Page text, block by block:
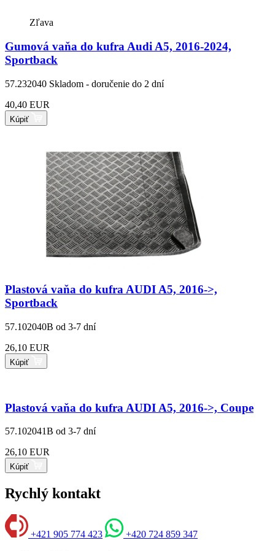
Zľava
Gumová vaňa do kufra Audi A5, 2016-2024,
Sportback
57.232040 Skladom - doručenie do 2 dní
40,40 EUR
Kúpiť
Plastová vaňa do kufra AUDI A5, 2016->,
Sportback
57.102040B od 3-7 dní
26,10 EUR
Kúpiť
Plastová vaňa do kufra AUDI A5, 2016->, Coupe
57.102041B od 3-7 dní
26,10 EUR
Kúpiť
Rychlý kontakt
+421 905 774 423 +420 724 859 347